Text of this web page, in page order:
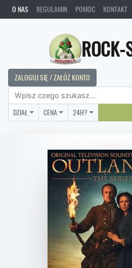
O NAS REGULAMIN POMOC KONTAKT
ROCK-
ZALOGUJ SIĘ / ZAŁÓŻ KONTO
DZIAŁ CENA 24H?